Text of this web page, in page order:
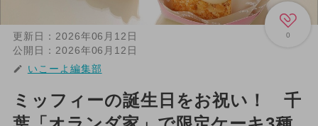
0
更新日： 2026年06月12日
公開日： 2026年06月12日
いこーよ編集部
ミッフィーの誕生日をお祝い！ 千